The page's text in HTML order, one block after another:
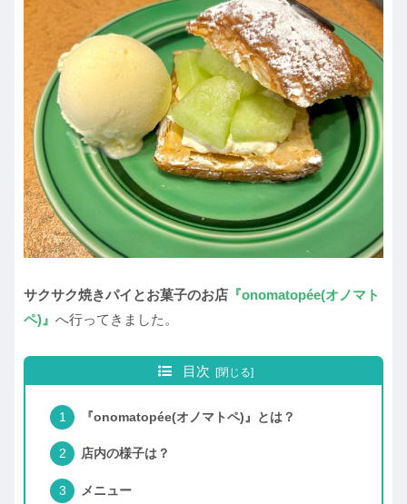
サクサク焼きパイとお菓子のお店 『onomatopée(オノマト
ペ)』 へ行ってきました。
目次
『onomatopée(オノマトペ)』とは？
店内の様子は？
メニュー